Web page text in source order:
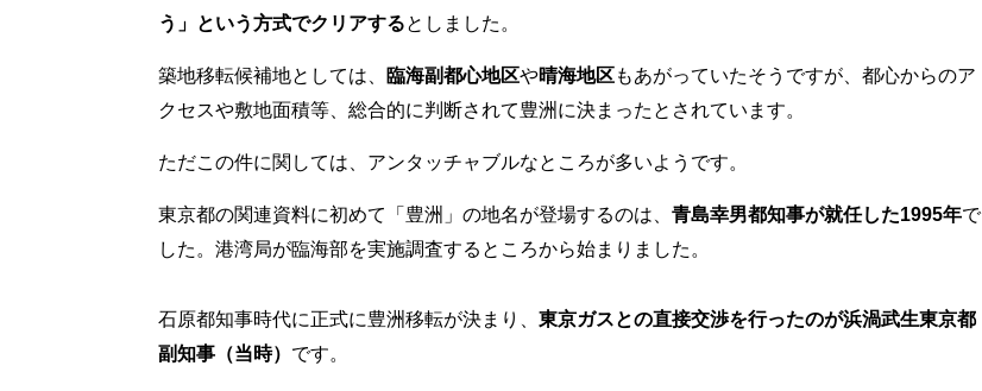
う」という方式でクリアするとしました。
築地移転候補地としては、 臨海副都心地区や晴海地区もあがっていたそうですが、都心からのア
クセスや敷地面積等、総合的に判断されて豊洲に決まったとされています。
ただこの件に関しては、アンタッチャブルなところが多いようです。
東京都の関連資料に初めて「豊洲」の地名が登場するのは、 青島幸男都知事が就任した1995年で
した。港湾局が臨海部を実施調査するところから始まりました。
石原都知事時代に正式に豊洲移転が決まり、 東京ガスとの直接交渉を行ったのが浜渦武生東京都
副知事（当時） です。